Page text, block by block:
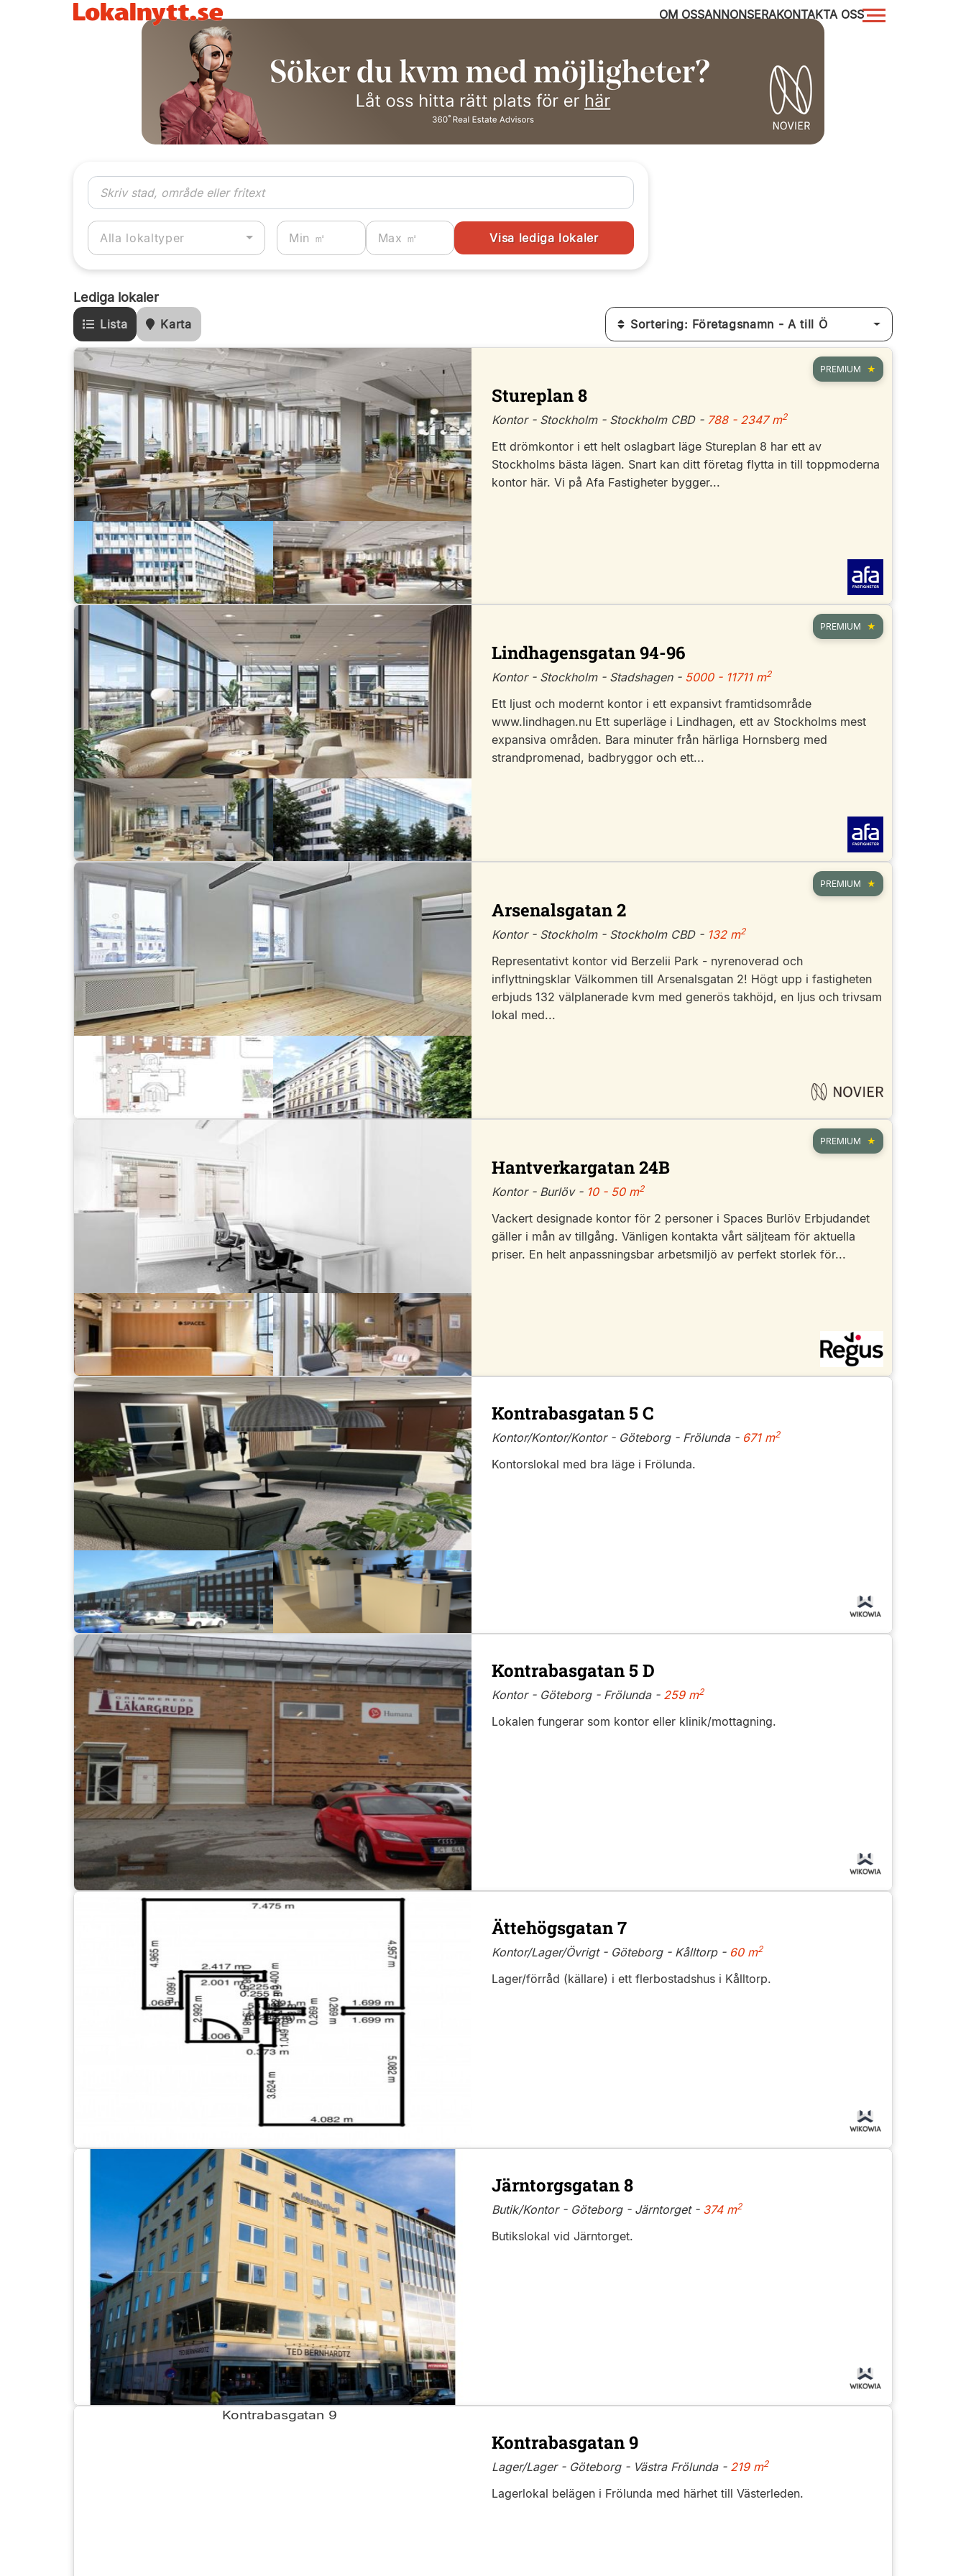
OM OSSANNONSERAKONTAKTA OSS
Alla lokaltyper
Lediga lokaler
Lista Karta Sortering: Företagsnamn - A till Ö
Stureplan 8
Kontor - Stockholm - Stockholm CBD - 788 - 2347 m2
Ett drömkontor i ett helt oslagbart läge Stureplan 8 har ett av
Stockholms bästa lägen. Snart kan ditt företag flytta in till toppmoderna
kontor här. Vi på Afa Fastigheter bygger...
PREMIUM
Lindhagensgatan 94-96
Kontor - Stockholm - Stadshagen - 5000 - 11711 m2
Ett ljust och modernt kontor i ett expansivt framtidsområde
www.lindhagen.nu Ett superläge i Lindhagen, ett av Stockholms mest
expansiva områden. Bara minuter från härliga Hornsberg med
strandpromenad, badbryggor och ett...
PREMIUM
Arsenalsgatan 2
Kontor - Stockholm - Stockholm CBD - 132 m2
Representativt kontor vid Berzelii Park - nyrenoverad och
inflyttningsklar Välkommen till Arsenalsgatan 2! Högt upp i fastigheten
erbjuds 132 välplanerade kvm med generös takhöjd, en ljus och trivsam
lokal med...
PREMIUM
Hantverkargatan 24B
Kontor - Burlöv - 10 - 50 m2
Vackert designade kontor för 2 personer i Spaces Burlöv Erbjudandet
gäller i mån av tillgång. Vänligen kontakta vårt säljteam för aktuella
priser. En helt anpassningsbar arbetsmiljö av perfekt storlek för...
PREMIUM
Kontrabasgatan 5 C
Kontor/Kontor/Kontor - Göteborg - Frölunda -671 m2
Kontorslokal med bra läge i Frölunda.
Kontrabasgatan 5 D
Kontor - Göteborg - Frölunda -259 m2
Lokalen fungerar som kontor eller klinik/mottagning.
Ättehögsgatan 7
Kontor/Lager/Övrigt - Göteborg - Kålltorp -60 m2
Lager/förråd (källare) i ett flerbostadshus i Kålltorp.
Järntorgsgatan 8
Butik/Kontor - Göteborg - Järntorget -374 m2
Butikslokal vid Järntorget.
Kontrabasgatan 9
Lager/Lager - Göteborg - Västra Frölunda -219 m2
Lagerlokal belägen i Frölunda med härhet till Västerleden.